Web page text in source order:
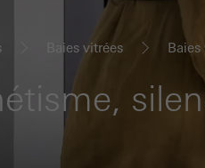
Baies vitrées